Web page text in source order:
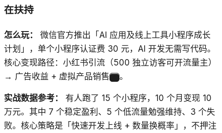
在扶持
怎么玩：
微信官方推出「AI 应用及线上工具小程序成长
计划」，单个小程序认证费 30 元，AI 开发无需写代码。
核心变现路径：小红书引流（500 独立访客可开流量主）
→ 广告收益 + 虚拟产品销售
。
实战数据参考：
有人跑了 15 个小程序，10 个月变现 10
万元。其中 7 个稳定盈利、5 个低流量勉强维持、3 个失
败。核心策略是「快速开发上线 + 数量换概率」，不押注